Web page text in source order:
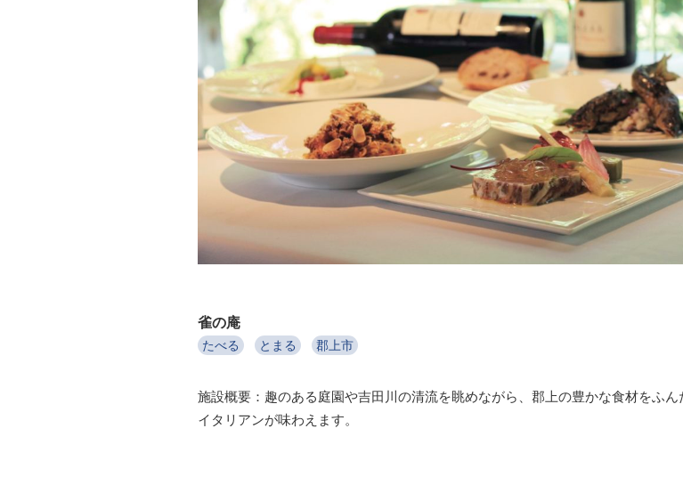
雀の庵
たべる とまる 郡上市
施設概要：趣のある庭園や吉田川の清流を眺めながら、郡上の豊かな食材をふん
イタリアンが味わえます。